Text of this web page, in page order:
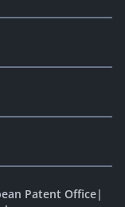
Patent Office|